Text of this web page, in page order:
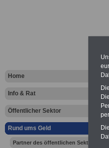
Home
Info & Rat
Öffentlicher Sektor
Rund ums Geld
Partner des öffentlichen Sektors